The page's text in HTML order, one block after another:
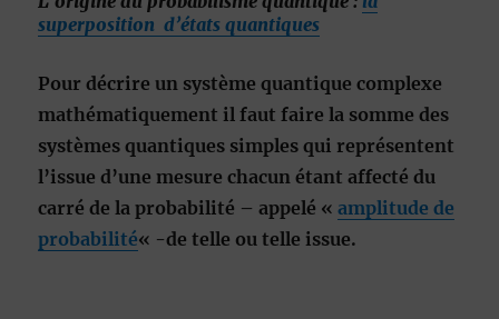
superposition d’états quantiques
Pour décrire un système quantique complexe
mathématiquement il faut faire la somme des
systèmes quantiques simples qui représentent
l’issue d’une mesure chacun étant affecté du
carré de la probabilité – appelé «amplitude de
probabilité« -de telle ou telle issue.